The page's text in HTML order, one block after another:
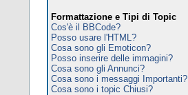
Formattazione e Tipi di Topic
Cos'è il BBCode?
Posso usare l'HTML?
Cosa sono gli Emoticon?
Posso inserire delle immagini?
Cosa sono gli Annunci?
Cosa sono i messaggi Importanti?
Cosa sono i topic Chiusi?